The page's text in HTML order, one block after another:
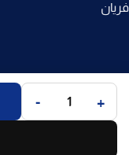
فريان
جميع
تم
+
-